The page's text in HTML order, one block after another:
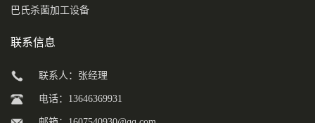
巴氏杀菌加工设备
联系信息
联系人：张经理
电话：13646369931